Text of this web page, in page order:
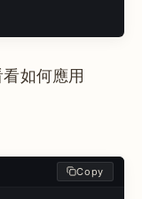
如何應用
Copy